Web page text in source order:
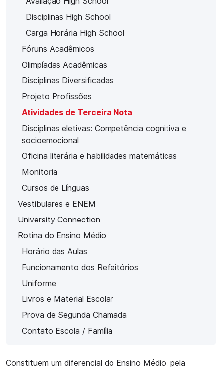
Disciplinas High School
Carga Horária High School
Fóruns Acadêmicos
Olimpíadas Acadêmicas
Disciplinas Diversificadas
Projeto Profissões
Atividades de Terceira Nota
Disciplinas eletivas: Competência cognitiva e
socioemocional
Oficina literária e habilidades matemáticas
Monitoria
Cursos de Línguas
Vestibulares e ENEM
University Connection
Rotina do Ensino Médio
Horário das Aulas
Funcionamento dos Refeitórios
Uniforme
Livros e Material Escolar
Prova de Segunda Chamada
Contato Escola / Família
Constituem um diferencial do Ensino Médio, pela